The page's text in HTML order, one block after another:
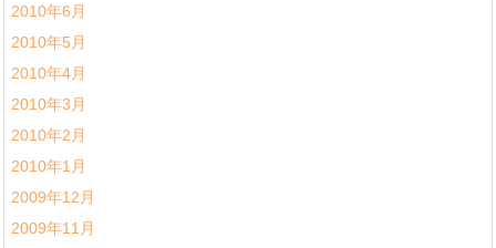
2010年6月
2010年5月
2010年4月
2010年3月
2010年2月
2010年1月
2009年12月
2009年11月